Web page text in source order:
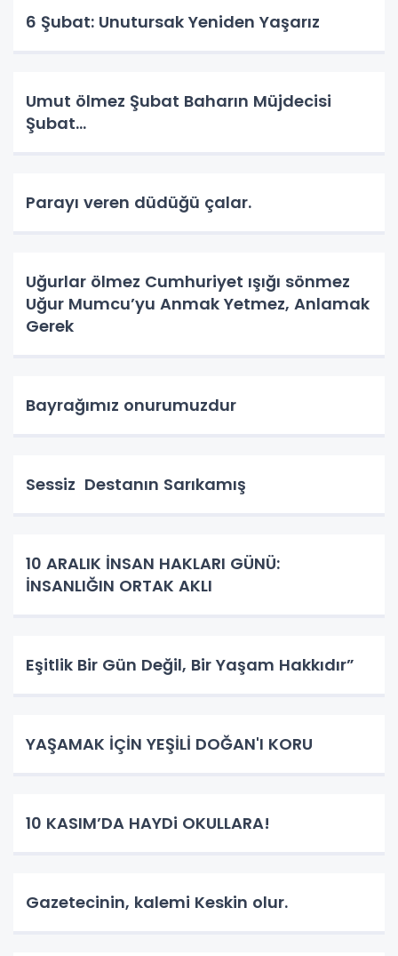
6 Şubat: Unutursak Yeniden Yaşarız
Umut ölmez Şubat Baharın Müjdecisi
Şubat…
Parayı veren düdüğü çalar.
Uğurlar ölmez Cumhuriyet ışığı sönmez
Uğur Mumcu’yu Anmak Yetmez, Anlamak
Gerek
Bayrağımız onurumuzdur
Sessiz Destanın Sarıkamış
10 ARALIK İNSAN HAKLARI GÜNÜ:
İNSANLIĞIN ORTAK AKLI
Eşitlik Bir Gün Değil, Bir Yaşam Hakkıdır”
YAŞAMAK İÇİN YEŞİLİ DOĞAN'I KORU
10 KASIM’DA HAYDi OKULLARA!
Gazetecinin, kalemi Keskin olur.